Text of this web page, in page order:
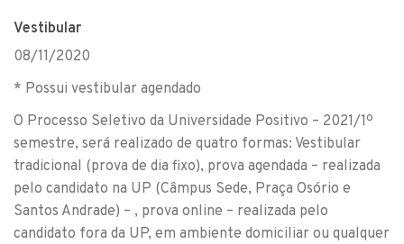
Vestibular
08/11/2020
* Possui vestibular agendado
O Processo Seletivo da Universidade Positivo – 2021/1º
semestre, será realizado de quatro formas: Vestibular
tradicional (prova de dia fixo), prova agendada – realizada
pelo candidato na UP (Câmpus Sede, Praça Osório e
Santos Andrade) – , prova online – realizada pelo
candidato fora da UP, em ambiente domiciliar ou qualquer